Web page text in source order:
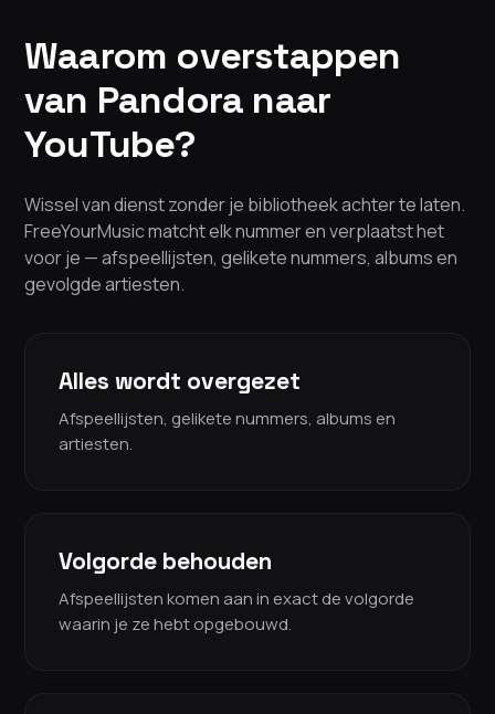
Waarom overstappen
van Pandora naar
YouTube?
Wissel van dienst zonder je bibliotheek achter te laten.
FreeYourMusic matcht elk nummer en verplaatst het
voor je — afspeellijsten, gelikete nummers, albums en
gevolgde artiesten.
Alles wordt overgezet
Afspeellijsten, gelikete nummers, albums en
artiesten.
Volgorde behouden
Afspeellijsten komen aan in exact de volgorde
waarin je ze hebt opgebouwd.